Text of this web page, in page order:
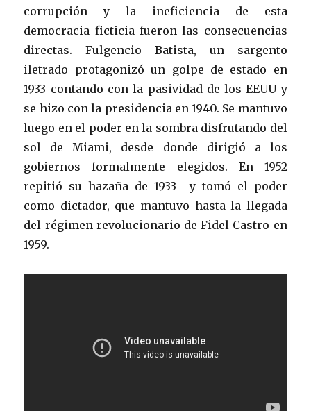
corrupción y la ineficiencia de esta
democracia ficticia fueron las consecuencias
directas. Fulgencio Batista, un sargento
iletrado protagonizó un golpe de estado en
1933 contando con la pasividad de los EEUU y
se hizo con la presidencia en 1940. Se mantuvo
luego en el poder en la sombra disfrutando del
sol de Miami, desde donde dirigió a los
gobiernos formalmente elegidos. En 1952
repitió su hazaña de 1933 y tomó el poder
como dictador, que mantuvo hasta la llegada
del régimen revolucionario de Fidel Castro en
1959.